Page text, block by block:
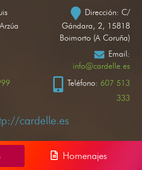
Dirección: C/
Gándara, 2, 15818
Boimorto (A Coruña)
Email:
info@cardelle.es
Teléfono: 607 513
333
cardelle.es
Homenajes